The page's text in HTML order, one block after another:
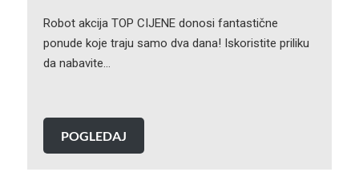
Robot akcija TOP CIJENE donosi fantastične
ponude koje traju samo dva dana! Iskoristite priliku
da nabavite…
POGLEDAJ